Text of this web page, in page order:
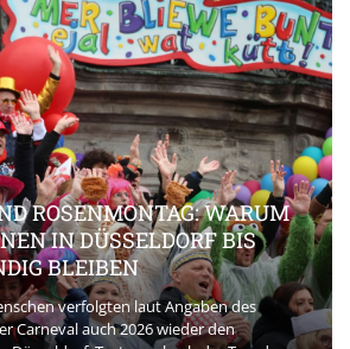
ROSENMONTAG: WARUM
IN DÜSSELDORF BIS
BLEIBEN
verfolgten laut Angaben des
Carneval auch 2026 wieder den